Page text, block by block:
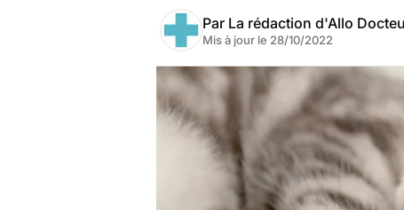
Par La rédaction d'Allo
Mis à jour le 28/10/2022